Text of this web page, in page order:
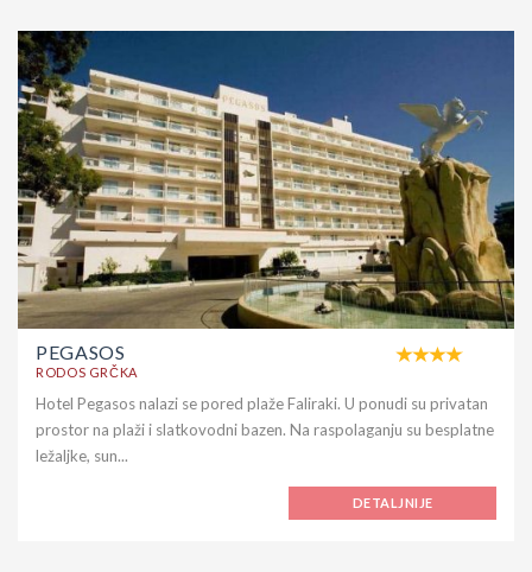
PEGASOS
RODOS GRČKA
Hotel Pegasos nalazi se pored plaže Faliraki. U ponudi su privatan
prostor na plaži i slatkovodni bazen. Na raspolaganju su besplatne
ležaljke, sun...
DETALJNIJE